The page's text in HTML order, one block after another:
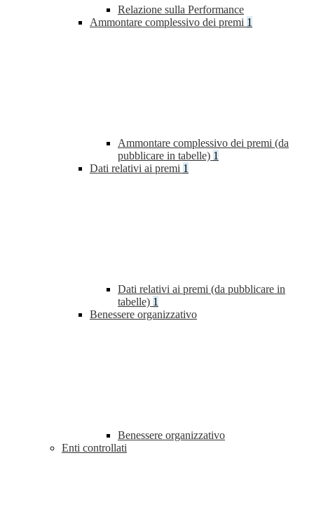
Relazione sulla Performance
Ammontare complessivo dei premi 1
Ammontare complessivo dei premi (da
pubblicare in tabelle) 1
Dati relativi ai premi 1
Dati relativi ai premi (da pubblicare in
tabelle) 1
Benessere organizzativo
Benessere organizzativo
Enti controllati